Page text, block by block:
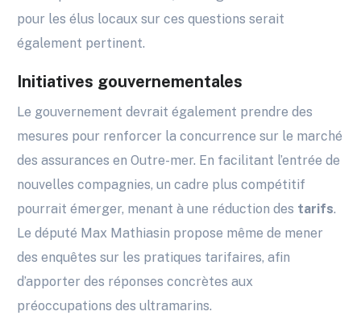
pour les élus locaux sur ces questions serait
également pertinent.
Initiatives gouvernementales
Le gouvernement devrait également prendre des
mesures pour renforcer la concurrence sur le marché
des assurances en Outre-mer. En facilitant l’entrée de
nouvelles compagnies, un cadre plus compétitif
pourrait émerger, menant à une réduction des tarifs.
Le député Max Mathiasin propose même de mener
des enquêtes sur les pratiques tarifaires, afin
d’apporter des réponses concrètes aux
préoccupations des ultramarins.